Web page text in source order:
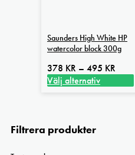
Saunders High White HP
watercolor block 300g
378 KR – 495 KR
378 kr
Välj alternativ
har
Filtrera produkter